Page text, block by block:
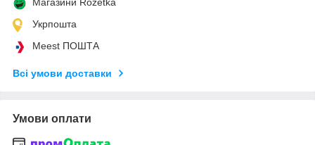
Укрпошта
Meest ПОШТА
Всі умови доставки
Умови оплати